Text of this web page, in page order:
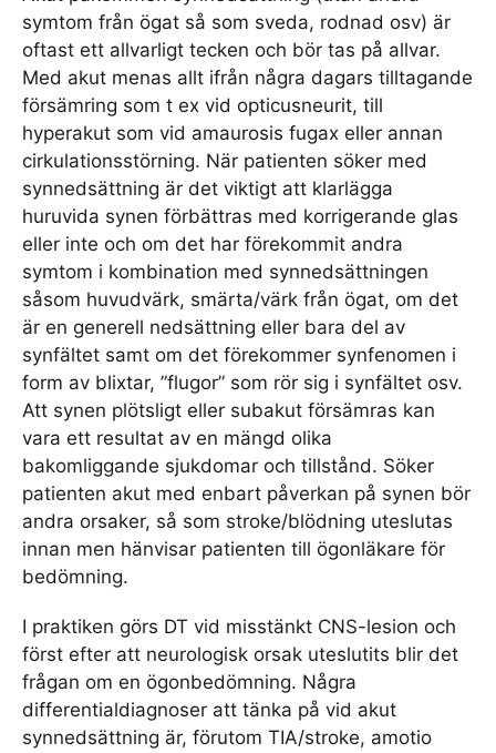
symtom från ögat så som sveda, rodnad osv) är
oftast ett allvarligt tecken och bör tas på allvar.
Med akut menas allt ifrån några dagars tilltagande
försämring som t ex vid opticusneurit, till
hyperakut som vid amaurosis fugax eller annan
cirkulationsstörning. När patienten söker med
synnedsättning är det viktigt att klarlägga
huruvida synen förbättras med korrigerande glas
eller inte och om det har förekommit andra
symtom i kombination med synnedsättningen
såsom huvudvärk, smärta/värk från ögat, om det
är en generell nedsättning eller bara del av
synfältet samt om det förekommer synfenomen i
form av blixtar, ”flugor” som rör sig i synfältet osv.
Att synen plötsligt eller subakut försämras kan
vara ett resultat av en mängd olika
bakomliggande sjukdomar och tillstånd. Söker
patienten akut med enbart påverkan på synen bör
andra orsaker, så som stroke/blödning uteslutas
innan men hänvisar patienten till ögonläkare för
bedömning.
I praktiken görs DT vid misstänkt CNS-lesion och
först efter att neurologisk orsak uteslutits blir det
frågan om en ögonbedömning. Några
differentialdiagnoser att tänka på vid akut
synnedsättning är, förutom TIA/stroke, amotio